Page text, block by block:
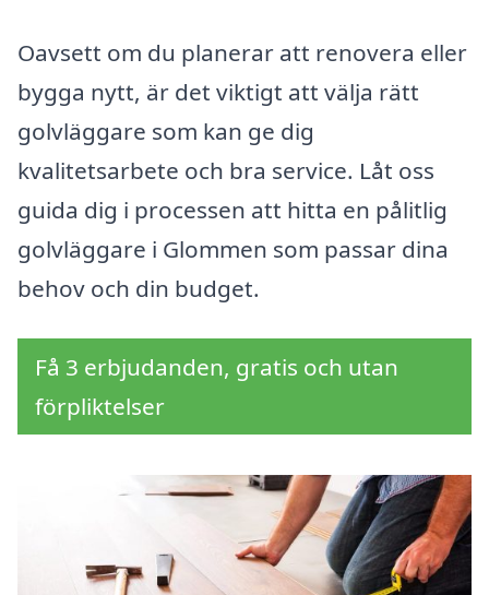
Oavsett om du planerar att renovera eller
bygga nytt, är det viktigt att välja rätt
golvläggare som kan ge dig
kvalitetsarbete och bra service. Låt oss
guida dig i processen att hitta en pålitlig
golvläggare i Glommen som passar dina
behov och din budget.
Få 3 erbjudanden, gratis och utan
förpliktelser